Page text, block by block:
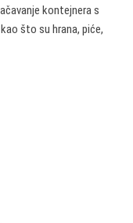
kontejnera s
što su hrana, piće,